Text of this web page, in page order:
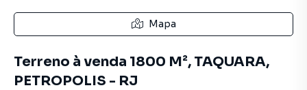
Mapa
Terreno à venda 1800 M², TAQUARA,
PETROPOLIS - RJ